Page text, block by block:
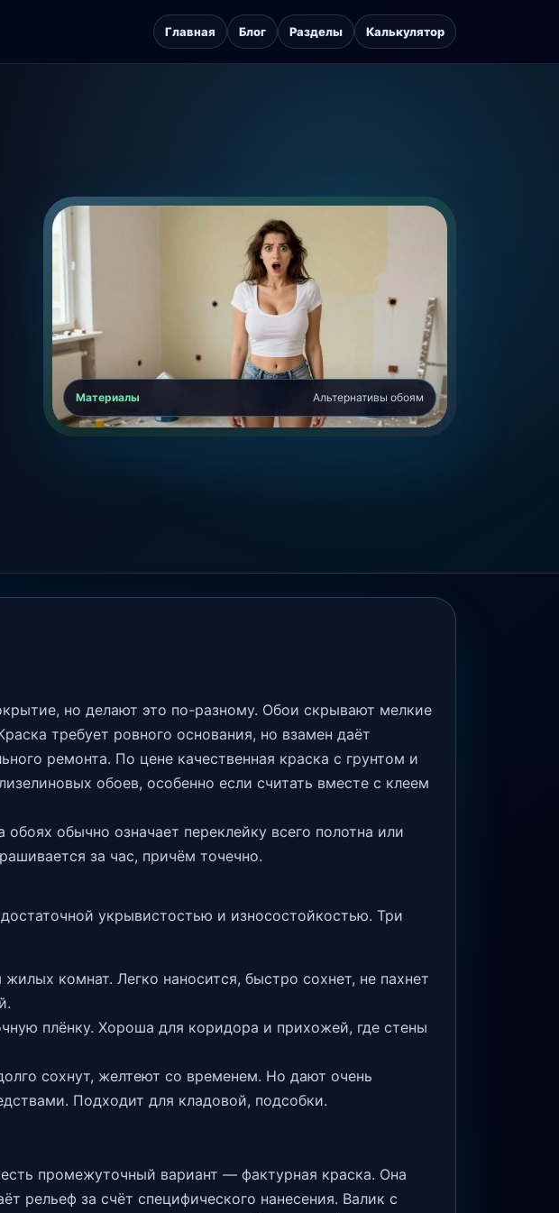
Главная Блог Разделы Калькулятор
Материалы Альтернативы обоям
но делают это по-разному. Обои скрывают мелкие
требует ровного основания, но взамен даёт
ремонта. По цене качественная краска с грунтом и
обоев, особенно если считать вместе с клеем
обычно означает переклейку всего полотна или
за час, причём точечно.
укрывистостью и износостойкостью. Три
комнат. Легко наносится, быстро сохнет, не пахнет
плёнку. Хороша для коридора и прихожей, где стены
сохнут, желтеют со временем. Но дают очень
Подходит для кладовой, подсобки.
промежуточный вариант — фактурная краска. Она
рельеф за счёт специфического нанесения. Валик с